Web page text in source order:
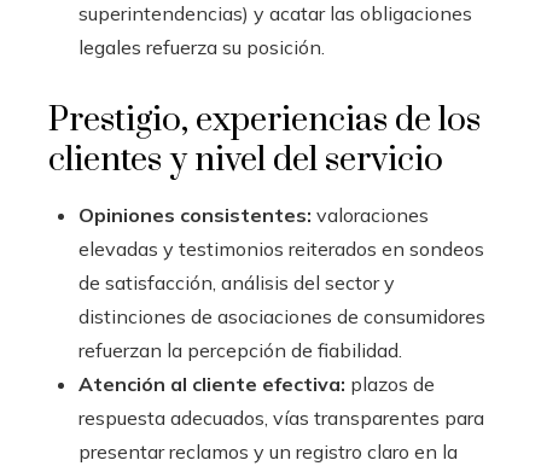
superintendencias) y acatar las obligaciones
legales refuerza su posición.
Prestigio, experiencias de los
clientes y nivel del servicio
Opiniones consistentes: valoraciones
elevadas y testimonios reiterados en sondeos
de satisfacción, análisis del sector y
distinciones de asociaciones de consumidores
refuerzan la percepción de fiabilidad.
Atención al cliente efectiva: plazos de
respuesta adecuados, vías transparentes para
presentar reclamos y un registro claro en la